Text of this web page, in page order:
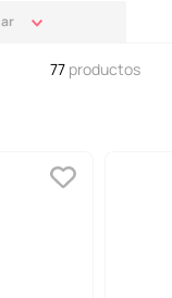
77 productos